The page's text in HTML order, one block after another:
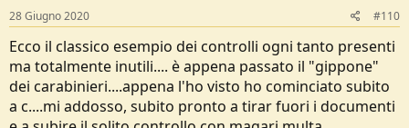
s
:
28 Giugno 2020 #110
Ecco il classico esempio dei controlli ogni tanto presenti
ma totalmente inutili.... è appena passato il "gippone"
dei carabinieri....appena l'ho visto ho cominciato subito
a c....mi addosso, subito pronto a tirar fuori i documenti